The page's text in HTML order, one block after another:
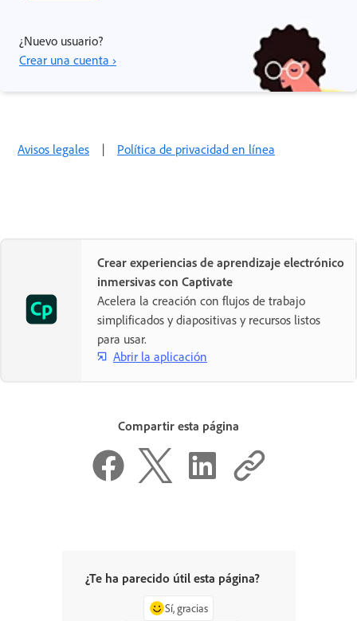
¿Nuevo usuario?
Crear una cuenta ›
Avisos legales | Política de privacidad en línea
Crear experiencias de aprendizaje electrónico
inmersivas con Captivate
Acelera la creación con flujos de trabajo
simplificados y diapositivas y recursos listos
para usar.
Abrir la aplicación
Compartir esta página
¿Te ha parecido útil esta página?
Sí, gracias